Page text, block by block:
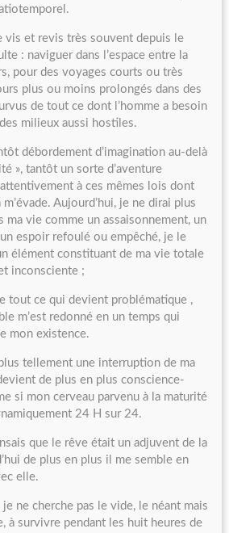
vis et revis très souvent depuis le
: naviguer dans l’espace entre la
pour des voyages courts ou très
plus ou moins prolongés dans des
de tout ce dont l’homme a besoin
milieux aussi hostiles.
débordement d’imagination au-delà
», tantôt un sorte d’aventure
à ces mêmes lois dont
Aujourd’hui, je ne dirai plus
ma vie comme un assaisonnement, un
espoir refoulé ou empêché, je le
élément constituant de ma vie totale
inconsciente ;
tout ce qui devient problématique ,
m’est redonné en un temps qui
mon existence.
tellement une interruption de ma
de plus en plus conscience-
si mon cerveau parvenu à la maturité
24 H sur 24.
que le rêve était un adjuvent de la
de plus en plus il me semble en
elle.
je ne cherche pas le vide, le néant mais
à survivre pendant les huit heures de